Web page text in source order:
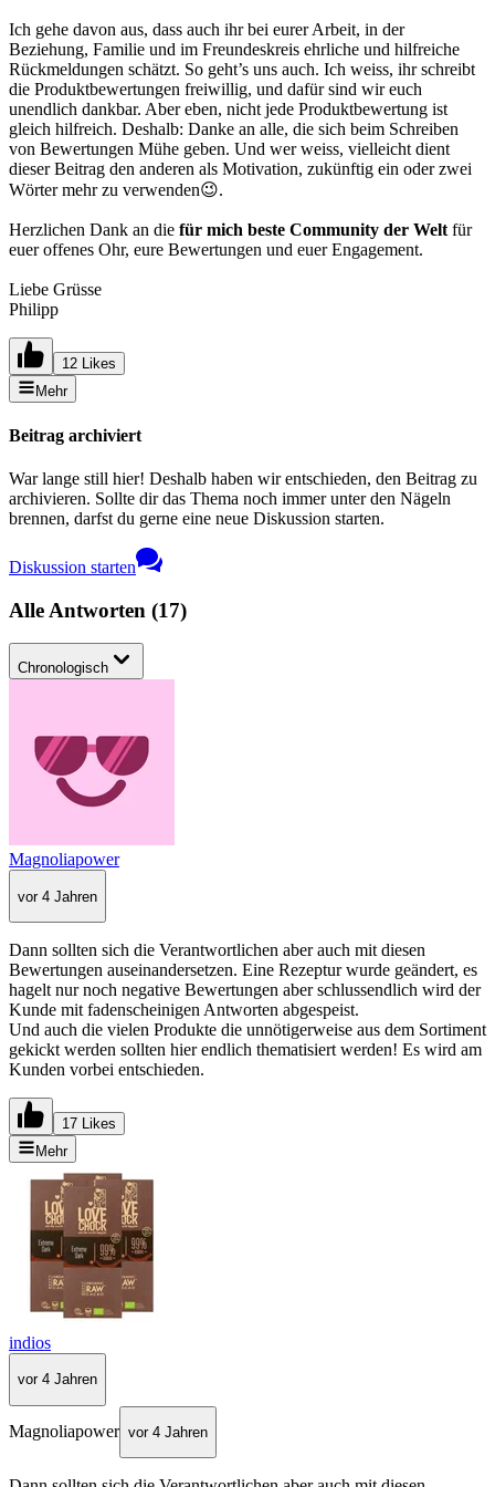
Ich gehe davon aus, dass auch ihr bei eurer Arbeit, in der
Beziehung, Familie und im Freundeskreis ehrliche und hilfreiche
Rückmeldungen schätzt. So geht’s uns auch. Ich weiss, ihr schreibt
die Produktbewertungen freiwillig, und dafür sind wir euch
unendlich dankbar. Aber eben, nicht jede Produktbewertung ist
gleich hilfreich. Deshalb: Danke an alle, die sich beim Schreiben
von Bewertungen Mühe geben. Und wer weiss, vielleicht dient
dieser Beitrag den anderen als Motivation, zukünftig ein oder zwei
Wörter mehr zu verwenden😉.
Herzlichen Dank an die für mich beste Community der Welt für
euer offenes Ohr, eure Bewertungen und euer Engagement.
Liebe Grüsse
Philipp
12 Likes
Mehr
Beitrag archiviert
War lange still hier! Deshalb haben wir entschieden, den Beitrag zu
archivieren. Sollte dir das Thema noch immer unter den Nägeln
brennen, darfst du gerne eine neue Diskussion starten.
Diskussion starten
Alle Antworten (17)
Chronologisch
Magnoliapower
vor 4 Jahren
Dann sollten sich die Verantwortlichen aber auch mit diesen
Bewertungen auseinandersetzen. Eine Rezeptur wurde geändert, es
hagelt nur noch negative Bewertungen aber schlussendlich wird der
Kunde mit fadenscheinigen Antworten abgespeist.
Und auch die vielen Produkte die unnötigerweise aus dem Sortiment
gekickt werden sollten hier endlich thematisiert werden! Es wird am
Kunden vorbei entschieden.
17 Likes
Mehr
indios
vor 4 Jahren
Magnoliapower vor 4 Jahren